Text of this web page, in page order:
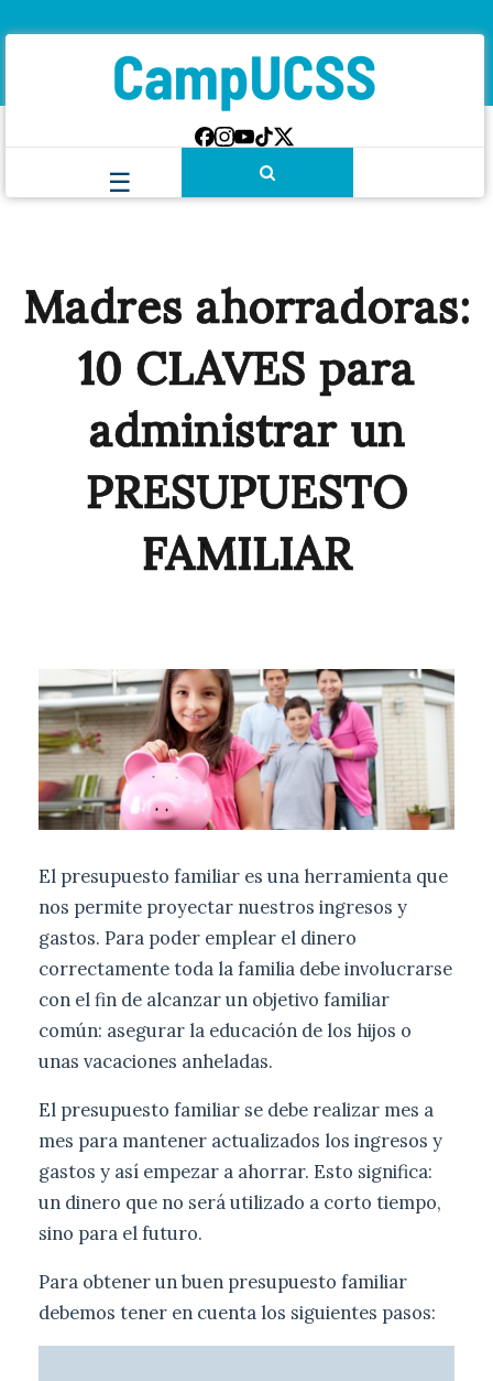
Madres ahorradoras:
10 CLAVES para
administrar un
PRESUPUESTO
FAMILIAR
El presupuesto familiar es una herramienta que
nos permite proyectar nuestros ingresos y
gastos. Para poder emplear el dinero
correctamente toda la familia debe involucrarse
con el fin de alcanzar un objetivo familiar
común: asegurar la educación de los hijos o
unas vacaciones anheladas.
El presupuesto familiar se debe realizar mes a
mes para mantener actualizados los ingresos y
gastos y así empezar a ahorrar. Esto significa:
un dinero que no será utilizado a corto tiempo,
sino para el futuro.
Para obtener un buen presupuesto familiar
debemos tener en cuenta los siguientes pasos: